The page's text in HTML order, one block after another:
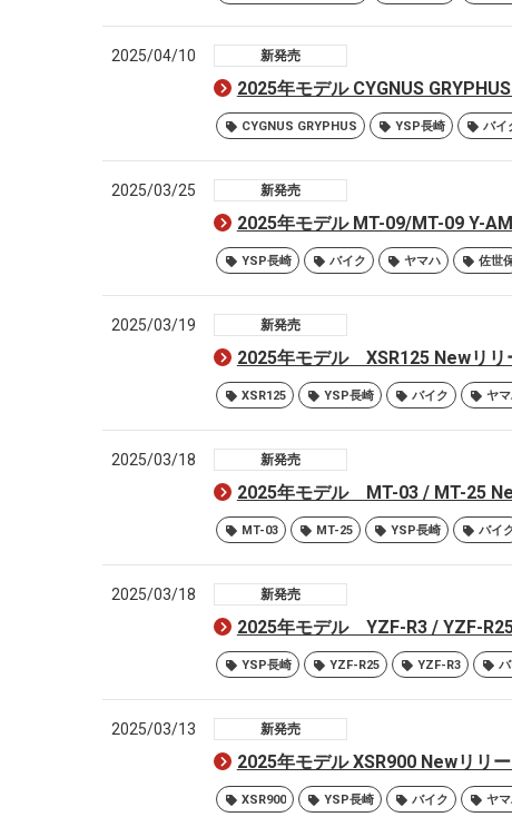
2025/04/10 新発売
2025年モデル CYGNUS
CYGNUS GRYPHUS YSP長崎 バイ
2025/03/25 新発売
2025年モデル MT-09/MT-09 Y-
YSP長崎 バイク ヤマハ 佐世
2025/03/19 新発売
2025年モデル XSR125 Newリ
XSR125 YSP長崎 バイク ヤ
2025/03/18 新発売
2025年モデル MT-03 / MT-25
MT-03 MT-25 YSP長崎 バイ
2025/03/18 新発売
2025年モデル YZF-R3 / YZF-
YSP長崎 YZF-R25 YZF-R3
2025/03/13 新発売
2025年モデル XSR900 Newリリ
XSR900 YSP長崎 バイク ヤ